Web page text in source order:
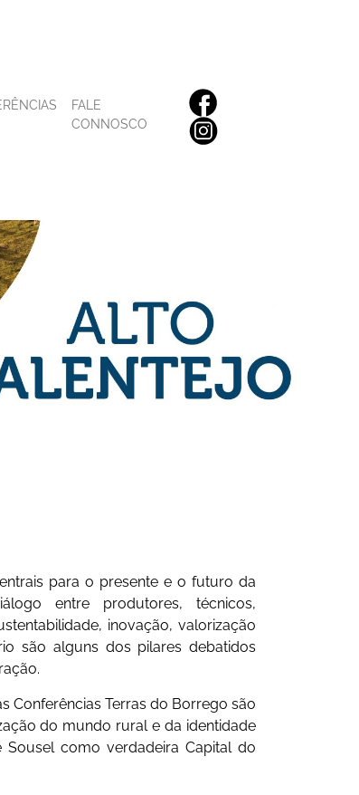
FALE
CONNOSCO
para o presente e o futuro da
entre produtores, técnicos,
inovação, valorização
são alguns dos pilares debatidos
Conferências Terras do Borrego são
do mundo rural e da identidade
como verdadeira Capital do